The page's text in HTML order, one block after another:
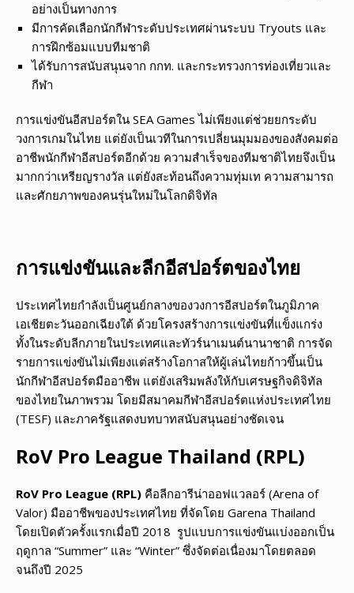
อย่างเป็นทางการ
มีการคัดเลือกนักกีฬาระดับประเทศผ่านระบบ Tryouts และ
การฝึกซ้อมแบบทีมชาติ
ได้รับการสนับสนุนจาก กกท. และกระทรวงการท่องเที่ยวและ
กีฬา
การแข่งขันอีสปอร์ตใน SEA Games ไม่เพียงแต่ช่วยยกระดับ
วงการเกมในไทย แต่ยังเป็นเวทีในการเปลี่ยนมุมมองของสังคมต่อ
อาชีพนักกีฬาอีสปอร์ตอีกด้วย ความสำเร็จของทีมชาติไทยจึงเป็น
มากกว่าเหรียญรางวัล แต่ยังสะท้อนถึงความทุ่มเท ความสามารถ
และศักยภาพของคนรุ่นใหม่ในโลกดิจิทัล
การแข่งขันและลีกอีสปอร์ตของไทย
ประเทศไทยกำลังเป็นศูนย์กลางของวงการอีสปอร์ตในภูมิภาค
เอเชียตะวันออกเฉียงใต้ ด้วยโครงสร้างการแข่งขันที่แข็งแกร่ง
ทั้งในระดับลีกภายในประเทศและทัวร์นาเมนต์นานาชาติ การจัด
รายการแข่งขันไม่เพียงแต่สร้างโอกาสให้ผู้เล่นไทยก้าวขึ้นเป็น
นักกีฬาอีสปอร์ตมืออาชีพ แต่ยังเสริมพลังให้กับเศรษฐกิจดิจิทัล
ของไทยในภาพรวม โดยมีสมาคมกีฬาอีสปอร์ตแห่งประเทศไทย
(TESF) และภาครัฐแสดงบทบาทสนับสนุนอย่างชัดเจน
RoV Pro League Thailand (RPL)
RoV Pro League (RPL) คือลีกอารีน่าออฟแวลอร์ (Arena of
Valor) มืออาชีพของประเทศไทย ที่จัดโดย Garena Thailand
โดยเปิดตัวครั้งแรกเมื่อปี 2018 รูปแบบการแข่งขันแบ่งออกเป็น
ฤดูกาล “Summer” และ “Winter” ซึ่งจัดต่อเนื่องมาโดยตลอด
จนถึงปี 2025